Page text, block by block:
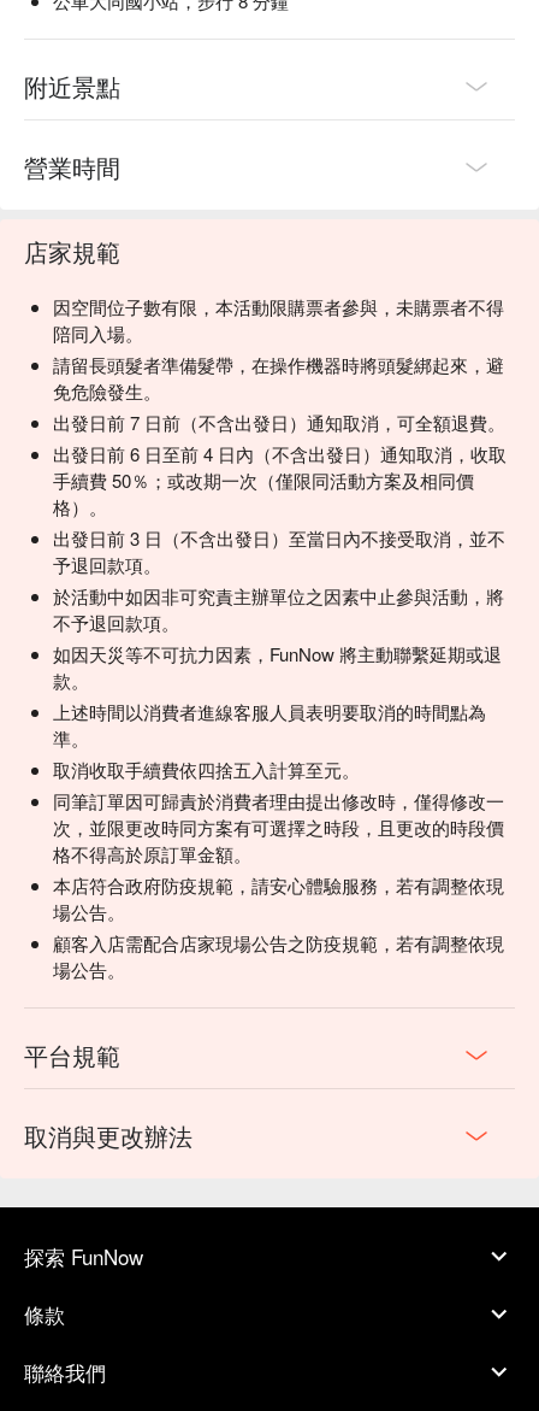
附近景點
營業時間
店家規範
因空間位子數有限，本活動限購票者參與，未購票者不得
陪同入場。
請留長頭髮者準備髮帶，在操作機器時將頭髮綁起來，避
免危險發生。
出發日前 7 日前（不含出發日）通知取消，可全額退費。
出發日前 6 日至前 4 日內（不含出發日）通知取消，收取
手續費 50％；或改期一次（僅限同活動方案及相同價
格）。
出發日前 3 日（不含出發日）至當日內不接受取消，並不
予退回款項。
於活動中如因非可究責主辦單位之因素中止參與活動，將
不予退回款項。
如因天災等不可抗力因素，FunNow 將主動聯繫延期或退
款。
上述時間以消費者進線客服人員表明要取消的時間點為
準。
取消收取手續費依四捨五入計算至元。
同筆訂單因可歸責於消費者理由提出修改時，僅得修改一
次，並限更改時同方案有可選擇之時段，且更改的時段價
格不得高於原訂單金額。
本店符合政府防疫規範，請安心體驗服務，若有調整依現
場公告。
顧客入店需配合店家現場公告之防疫規範，若有調整依現
場公告。
平台規範
取消與更改辦法
探索 FunNow
條款
聯絡我們